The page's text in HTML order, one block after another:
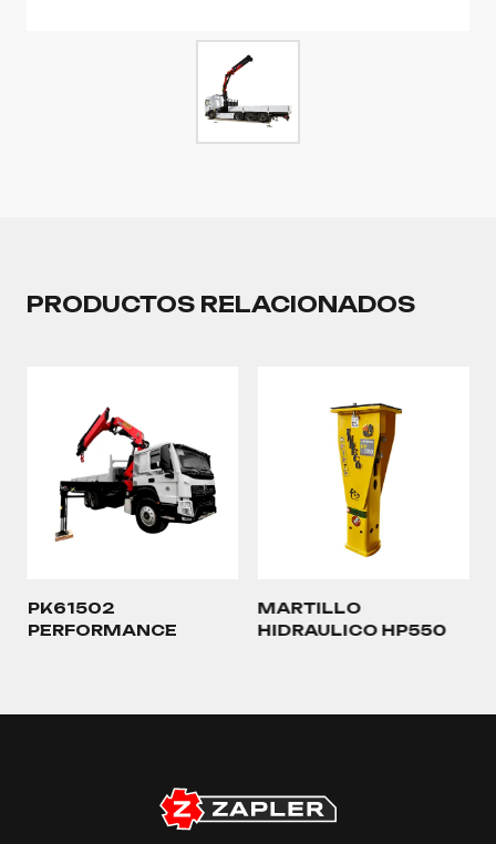
PRODUCTOS RELACIONADOS
PK61502
PERFORMANCE
MARTILLO
HIDRAULICO HP550